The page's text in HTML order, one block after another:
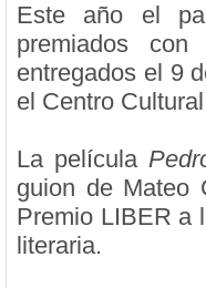
Este año el
premiados
entregados el 9
el Centro
La película
guion de Mateo
Premio LIBER a
literaria.